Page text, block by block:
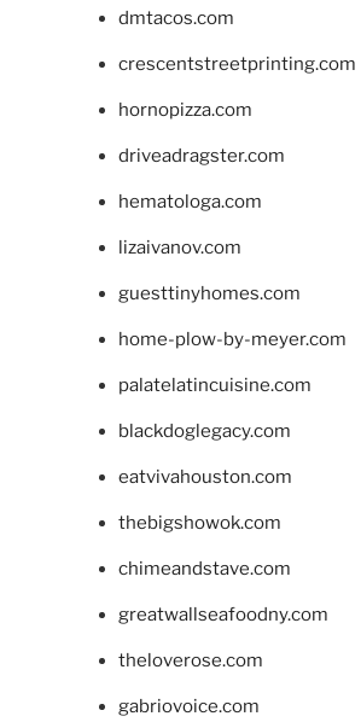
dmtacos.com
crescentstreetprinting.com
hornopizza.com
driveadragster.com
hematologa.com
lizaivanov.com
guesttinyhomes.com
home-plow-by-meyer.com
palatelatincuisine.com
blackdoglegacy.com
eatvivahouston.com
thebigshowok.com
chimeandstave.com
greatwallseafoodny.com
theloverose.com
gabriovoice.com